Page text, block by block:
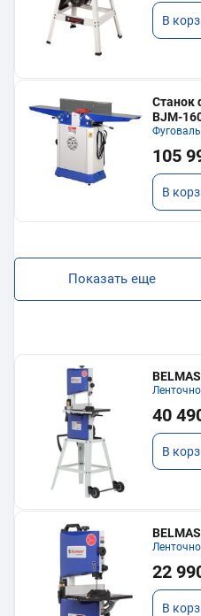
В
Станок
BJM-
105
В
Показать еще
40
В
22
В